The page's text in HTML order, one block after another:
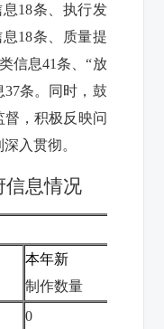
18条 、执行发
18条、质量提
信息41条、“放
37条。同时，鼓
督，积极反映问
入贯彻。
信息情况
本年新
制作数量
0